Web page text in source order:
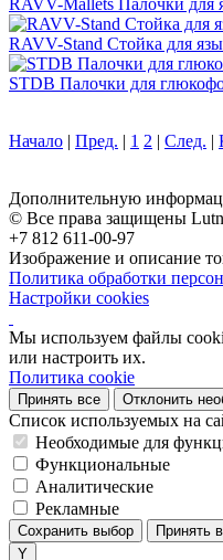
RAVV-Stand Стойка для
STDB Палочки для
Начало | Пред. | 1 2 | След. |
Дополнительную
© Все права защищены
+7 812 611-00-97
Изображение и описание
Политика обработки
Настройки cookies
Мы используем файлы
или настроить их.
Политика cookie
Принять все Отклонить
Список используемых на
Необходимые для
Функциональные
Аналитические
Рекламные
Сохранить выбор Принять